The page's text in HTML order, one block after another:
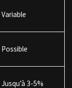
Variable
Possible
Jusqu’à 3-5%